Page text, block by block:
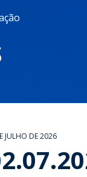
JULHO DE 2026